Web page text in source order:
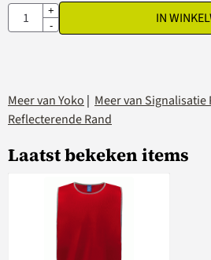
Aantal
+
-
IN
Meer van Yoko | Meer van
Reflecterende Rand
Laatst bekeken items